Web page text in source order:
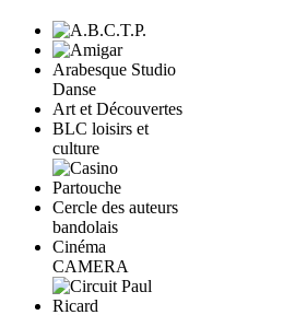
Arabesque Studio
Danse
Art et Découvertes
BLC loisirs et
culture
Cercle des auteurs
bandolais
Cinéma
CAMERA